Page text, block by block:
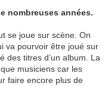
nombreuses années.
se joue sur scène. On
va pourvoir être joué sur
des titres d’un album. La
musiciens car les
faire encore plus de